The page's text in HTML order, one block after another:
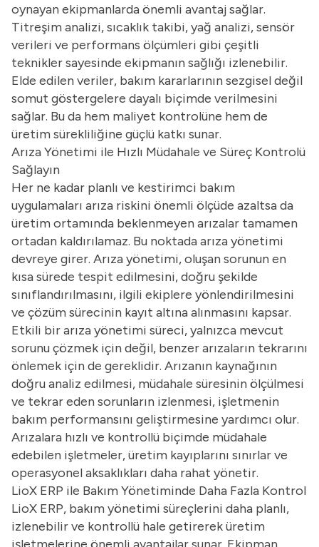
oynayan ekipmanlarda önemli avantaj sağlar.
Titreşim analizi, sıcaklık takibi, yağ analizi, sensör
verileri ve performans ölçümleri gibi çeşitli
teknikler sayesinde ekipmanın sağlığı izlenebilir.
Elde edilen veriler, bakım kararlarının sezgisel değil
somut göstergelere dayalı biçimde verilmesini
sağlar. Bu da hem maliyet kontrolüne hem de
üretim sürekliliğine güçlü katkı sunar.
Arıza Yönetimi ile Hızlı Müdahale ve Süreç Kontrolü
Sağlayın
Her ne kadar planlı ve kestirimci bakım
uygulamaları arıza riskini önemli ölçüde azaltsa da
üretim ortamında beklenmeyen arızalar tamamen
ortadan kaldırılamaz. Bu noktada arıza yönetimi
devreye girer. Arıza yönetimi, oluşan sorunun en
kısa sürede tespit edilmesini, doğru şekilde
sınıflandırılmasını, ilgili ekiplere yönlendirilmesini
ve çözüm sürecinin kayıt altına alınmasını kapsar.
Etkili bir arıza yönetimi süreci, yalnızca mevcut
sorunu çözmek için değil, benzer arızaların tekrarını
önlemek için de gereklidir. Arızanın kaynağının
doğru analiz edilmesi, müdahale süresinin ölçülmesi
ve tekrar eden sorunların izlenmesi, işletmenin
bakım performansını geliştirmesine yardımcı olur.
Arızalara hızlı ve kontrollü biçimde müdahale
edebilen işletmeler, üretim kayıplarını sınırlar ve
operasyonel aksaklıkları daha rahat yönetir.
LioX ERP ile Bakım Yönetiminde Daha Fazla Kontrol
LioX ERP, bakım yönetimi süreçlerini daha planlı,
izlenebilir ve kontrollü hale getirerek üretim
işletmelerine önemli avantajlar sunar. Ekipman